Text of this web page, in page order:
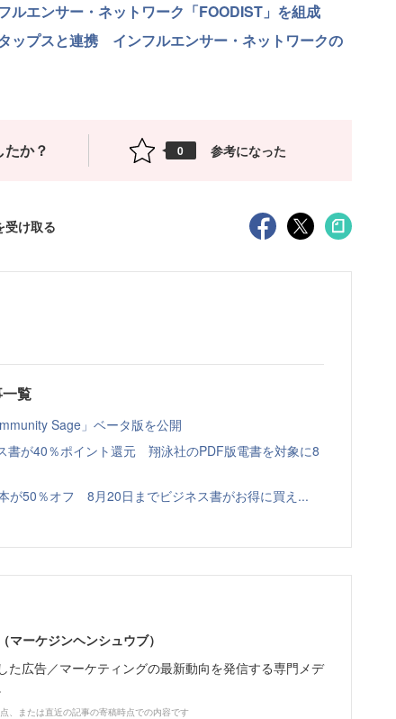
ルエンサー・ネットワーク「FOODIST」を組成
ップスと連携 インフルエンサー・ネットワークの
か？ 0 参考になった
受け取る
覧
Sage」ベータ版を公開
書が40％ポイント還元 翔泳社のPDF版電書を対象に8
が50％オフ 8月20日までビジネス書がお得に買え...
ーケジンヘンシュウブ）
た広告／マーケティングの最新動向を発信する専門メデ
、または直近の記事の寄稿時点での内容です